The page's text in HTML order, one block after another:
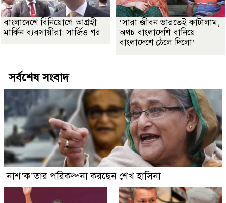
বাংলাদেশে বিনিয়োগে আগ্রহী
মার্কিন ব্যবসায়ীরা: সার্জিও গর
‘সারা জীবন ভারতেই কাটালাম,
অথচ বাংলাদেশি বানিয়ে
বাংলাদেশে ঠেলে দিলো’
সর্বশেষ সংবাদ
নাশ’ক’তার পরিকল্পনা করছেন শেখ হাসিনা